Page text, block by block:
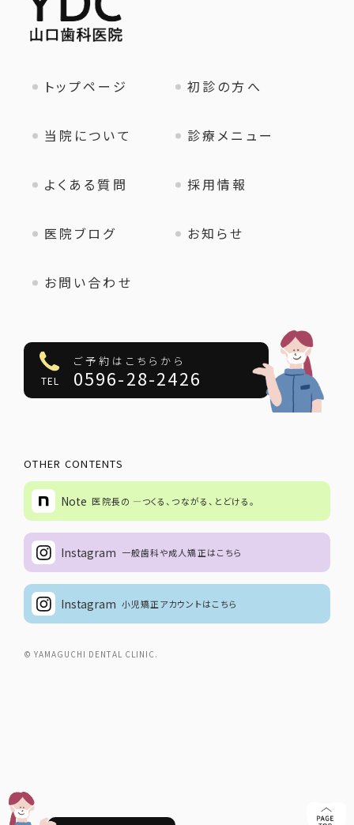
トップページ 初診の方へ
当院について 診療メニュー
よくある質問 採用情報
医院ブログ お知らせ
お問い合わせ
ご予約はこちらから
TEL 0596-28-2426
OTHER CONTENTS
Note 医院長の ―つくる、つながる、とどける。
Instagram 一般歯科や成人矯正はこちら
Instagram 小児矯正アカウントはこちら
© YAMAGUCHI DENTAL CLINIC.